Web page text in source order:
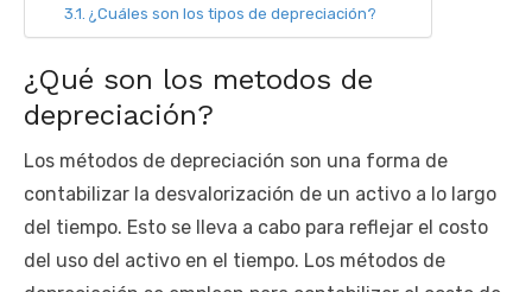
¿Cuáles son los tipos de depreciación?
¿Qué son los metodos de
depreciación?
Los métodos de depreciación son una forma de
contabilizar la desvalorización de un activo a lo largo
del tiempo. Esto se lleva a cabo para reflejar el costo
del uso del activo en el tiempo. Los métodos de